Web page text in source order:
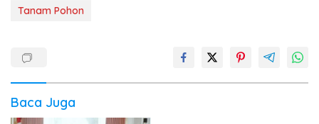
Tanam Pohon
Baca Juga